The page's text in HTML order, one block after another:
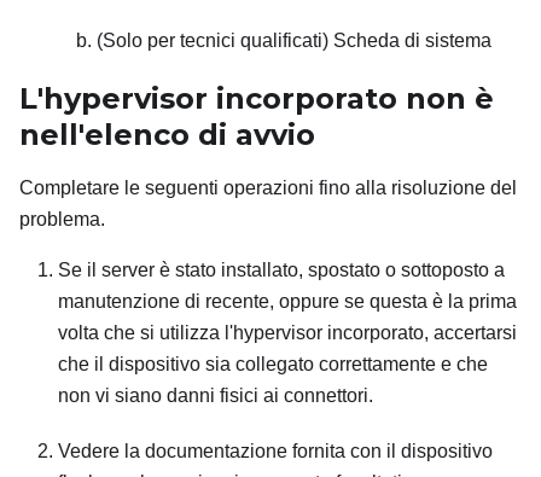
(Solo per tecnici qualificati) Scheda di sistema
L'hypervisor incorporato non è
nell'elenco di avvio
Completare le seguenti operazioni fino alla risoluzione del
problema.
Se il server è stato installato, spostato o sottoposto a
manutenzione di recente, oppure se questa è la prima
volta che si utilizza l'hypervisor incorporato, accertarsi
che il dispositivo sia collegato correttamente e che
non vi siano danni fisici ai connettori.
Vedere la documentazione fornita con il dispositivo